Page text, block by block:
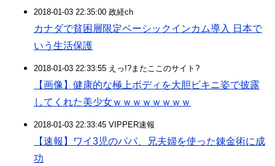
2018-01-03 22:35:00 政経ch
カナダで貧困層限定ベーシックインカム導入 日本で
いう生活保護
2018-01-03 22:33:55 えっ!?またここのサイト?
【画像】健康的な極上ボディを大胆ビキニ姿で披露
してくれた美少女ｗｗｗｗｗｗｗｗ
2018-01-03 22:33:45 VIPPER速報
【速報】ワイ3児のパパ、兄夫婦を使った錬金術に成
功